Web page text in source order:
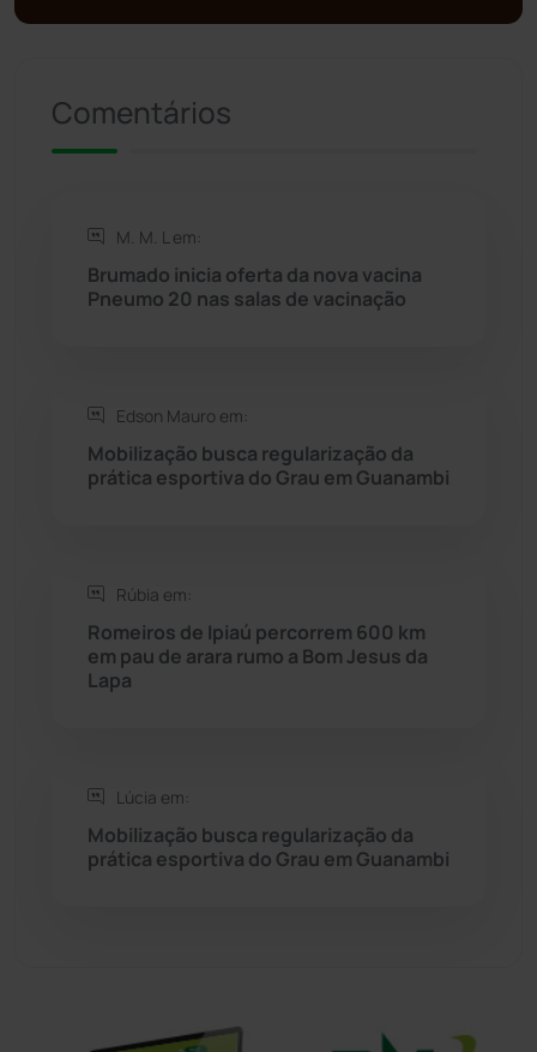
Riacho de Santana
Rio do Antônio
Rio do Pires
Seabra
Sudoeste Baiano (1530)
Tecnologia
Comentários
M. M. L em:
Brumado inicia oferta da nova vacina
Pneumo 20 nas salas de vacinação
Edson Mauro em:
Mobilização busca regularização da
prática esportiva do Grau em Guanambi
Rúbia em:
Romeiros de Ipiaú percorrem 600 km
em pau de arara rumo a Bom Jesus da
Lapa
Lúcia em:
Mobilização busca regularização da
prática esportiva do Grau em Guanambi